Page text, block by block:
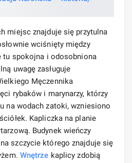
miejsc znajduje się przytulna
wciśnięty między
tu spokojna i odosobniona
uwagę zasługuje
Męczennika
rybaków i marynarzy, którzy
na wodach zatoki, wzniesiono
Kapliczka na planie
Budynek wieńczy
szczycie którego znajduje się
Wnętrze kaplicy zdobią